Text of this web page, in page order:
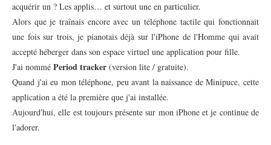
acquérir un ? Les applis… et surtout une en particulier.
Alors que je traînais encore avec un téléphone tactile qui fonctionnait
une fois sur trois, je pianotais déjà sur l'iPhone de l'Homme qui avait
accepté héberger dans son espace virtuel une application pour fille.
J'ai nommé Period tracker (version lite / gratuite).
Quand j'ai eu mon téléphone, peu avant la naissance de Minipuce, cette
application a été la première que j'ai installée.
Aujourd'hui, elle est toujours présente sur mon iPhone et je continue de
l'adorer.